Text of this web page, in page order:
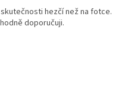
hezčí než na fotce.
doporučuji.